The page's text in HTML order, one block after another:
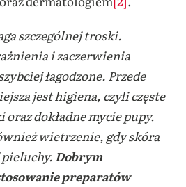
szczególnej troski.
i zaczerwienia
łagodzone. Przede
jest higiena, czyli częste
dokładne mycie pupy.
wietrzenie, gdy skóra
pieluchy. Dobrym
preparatów